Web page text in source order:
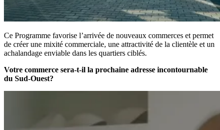
Ce Programme favorise l’arrivée de nouveaux commerces et permet
de créer une mixité commerciale, une attractivité de la clientèle et un
achalandage enviable dans les quartiers ciblés.
Votre commerce sera-t-il la prochaine adresse incontournable
du Sud-Ouest?